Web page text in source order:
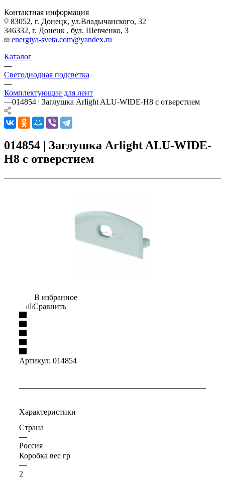
Контактная информация
83052, г. Донецк, ул.Владычанского, 32
346332, г. Донецк , бул. Шевченко, 3
energiya-sveta.com@yandex.ru
Каталог
—
Светодиодная подсветка
—
Комплектующие для лент
—014854 | Заглушка Arlight ALU-WIDE-H8 с отверстием
014854 | Заглушка Arlight ALU-WIDE-
H8 с отверстием
В избранное
Сравнить
Артикул: 014854
Характеристики
Страна
—
Россия
Коробка вес гр
—
2